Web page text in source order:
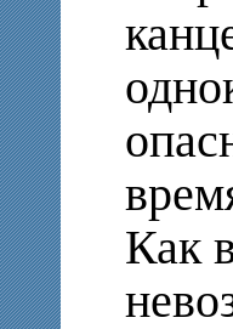
Как